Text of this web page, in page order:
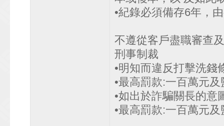
•紀錄必須備存6年，
不遵從客戶盡職審查
刑事制裁
•明知而違反打擊洗錢
•最高罰款:一百萬元
•如出於詐騙關長的意
•最高罰款:一百萬元